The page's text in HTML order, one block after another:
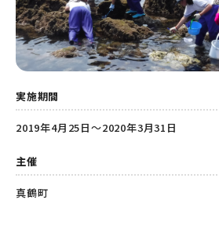
実施期間
2019年4月25日～2020年3月31日
主催
真鶴町